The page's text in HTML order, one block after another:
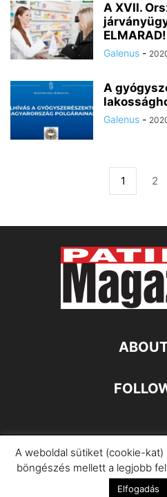
A XVII.
ELMARAD!
Galenus -
A
Galenus -
1 2
Impresszum
©
A weboldal sütiket (cookie-
böngészés mellett a legjobb
Elfogadás